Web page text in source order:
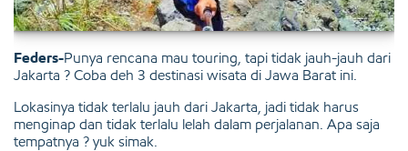
Feders-Punya rencana mau touring, tapi tidak jauh-jauh dari
Jakarta ? Coba deh 3 destinasi wisata di Jawa Barat ini.
Lokasinya tidak terlalu jauh dari Jakarta, jadi tidak harus
menginap dan tidak terlalu lelah dalam perjalanan. Apa saja
tempatnya ? yuk simak.